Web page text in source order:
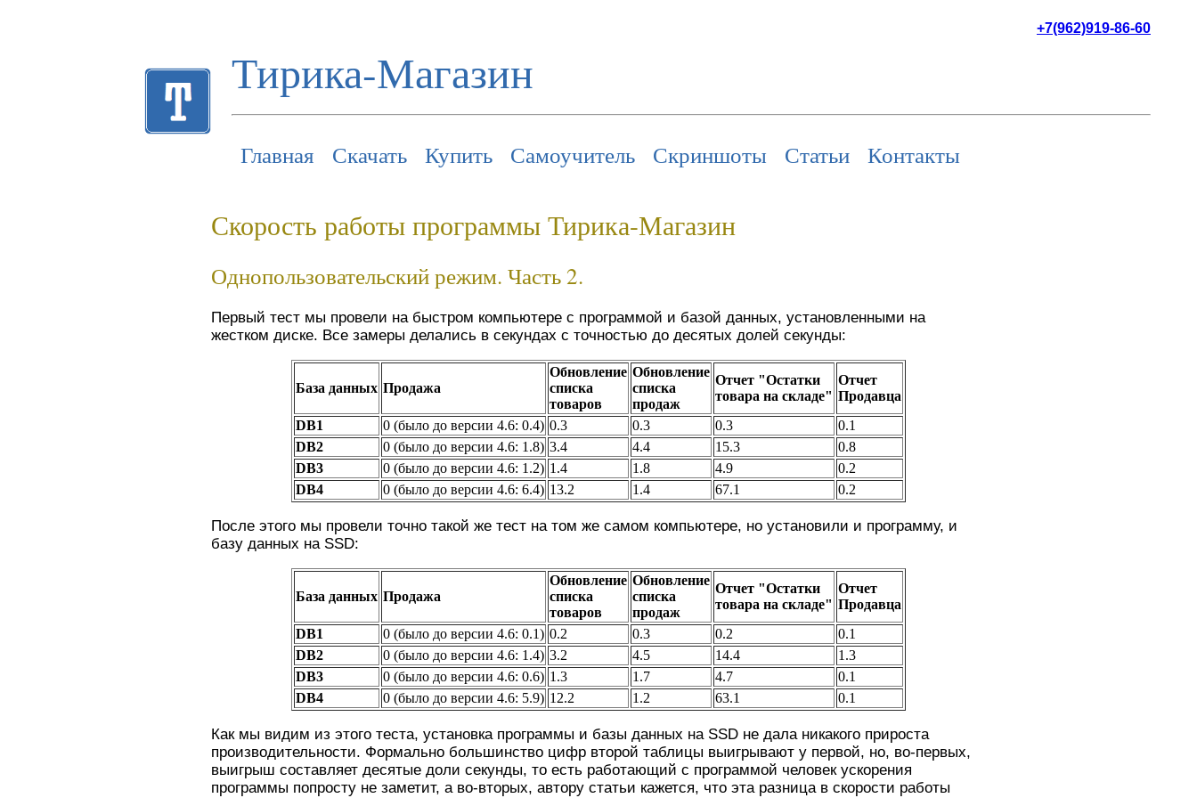
+7(962)919-86-60
Тирика-Магазин
Главная Скачать Купить Самоучитель Скриншоты Статьи Контакты
Скорость работы программы Тирика-Магазин
Однопользовательский режим. Часть 2.
Первый тест мы провели на быстром компьютере с программой и базой данных, установленными на
жестком диске. Все замеры делались в секундах с точностью до десятых долей секунды:
База данных Продажа
Обновление
списка
товаров
Обновление
списка
продаж
Отчет "Остатки
товара на складе"
Отчет
Продавца
DB1
0 (было до версии 4.6: 0.4) 0.3 0.3 0.3
0.1
DB2
0 (было до версии 4.6: 1.8) 3.4 4.4 15.3
0.8
DB3
0 (было до версии 4.6: 1.2) 1.4 1.8 4.9
0.2
DB4
0 (было до версии 4.6: 6.4) 13.2 1.4 67.1 0.2
После этого мы провели точно такой же тест на том же самом компьютере, но установили и программу, и
базу данных на SSD:
База данных Продажа
Обновление
списка
товаров
Обновление
списка
продаж
Отчет "Остатки
товара на складе"
Отчет
Продавца
DB1
0 (было до версии 4.6: 0.1) 0.2 0.3 0.2
0.1
DB2
0 (было до версии 4.6: 1.4) 3.2 4.5 14.4
1.3
DB3
0 (было до версии 4.6: 0.6) 1.3 1.7 4.7
0.1
DB4
0 (было до версии 4.6: 5.9) 12.2 1.2 63.1 0.1
Как мы видим из этого теста, установка программы и базы данных на SSD не дала никакого прироста
производительности. Формально большинство цифр второй таблицы выигрывают у первой, но, во-первых,
выигрыш составляет десятые доли секунды, то есть работающий с программой человек ускорения
программы попросту не заметит, а во-вторых, автору статьи кажется, что эта разница в скорости работы